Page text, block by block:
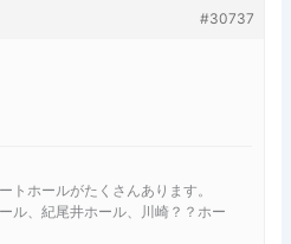
#30737
トホールがたくさんあります。
ル、紀尾井ホール、川崎？？ホー